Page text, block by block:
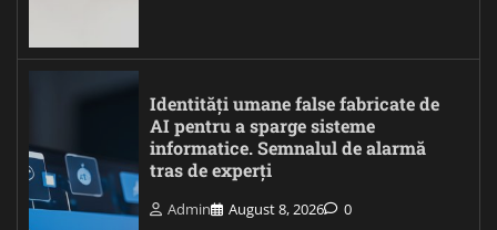
Identități umane false fabricate de
AI pentru a sparge sisteme
informatice. Semnalul de alarmă
tras de experți
Admin August 8, 2026 0